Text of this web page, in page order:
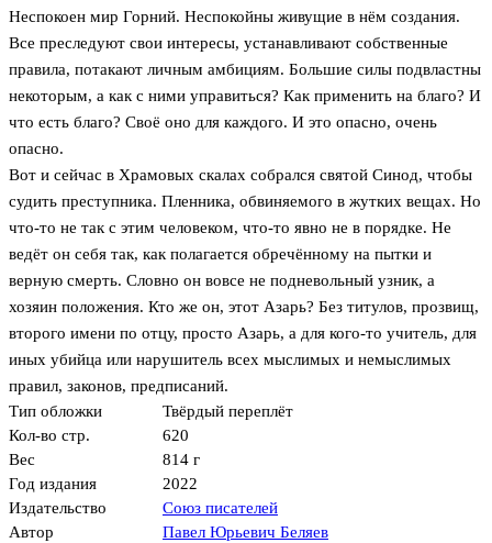
Неспокоен мир Горний. Неспокойны живущие в нём создания.
Все преследуют свои интересы, устанавливают собственные
правила, потакают личным амбициям. Большие силы подвластны
некоторым, а как с ними управиться? Как применить на благо? И
что есть благо? Своё оно для каждого. И это опасно, очень
опасно.
Вот и сейчас в Храмовых скалах собрался святой Синод, чтобы
судить преступника. Пленника, обвиняемого в жутких вещах. Но
что-то не так с этим человеком, что-то явно не в порядке. Не
ведёт он себя так, как полагается обречённому на пытки и
верную смерть. Словно он вовсе не подневольный узник, а
хозяин положения. Кто же он, этот Азарь? Без титулов, прозвищ,
второго имени по отцу, просто Азарь, а для кого-то учитель, для
иных убийца или нарушитель всех мыслимых и немыслимых
правил, законов, предписаний.
Тип обложки
Твёрдый переплёт
Кол-во стр.
620
Вес
814 г
Год издания
2022
Издательство
Союз писателей
Автор
Павел Юрьевич Беляев